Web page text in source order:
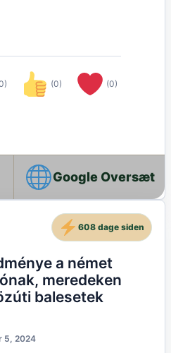
(0) (0)
Google Oversæt
a német
meredeken
balesetek
5, 2024
608 dage siden